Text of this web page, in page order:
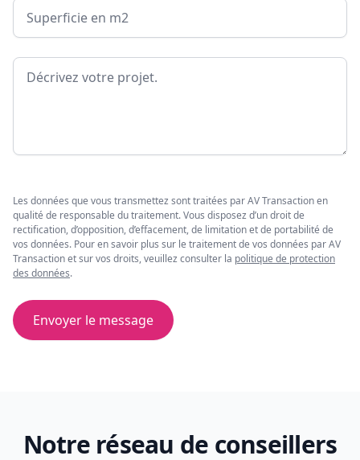
Surface
Message
Les données que vous transmettez sont traitées par AV Transaction en
qualité de responsable du traitement. Vous disposez d’un droit de
rectification, d’opposition, d’effacement, de limitation et de portabilité de
vos données. Pour en savoir plus sur le traitement de vos données par AV
Transaction et sur vos droits, veuillez consulter la politique de protection
des données.
Envoyer le message
Notre réseau de conseillers